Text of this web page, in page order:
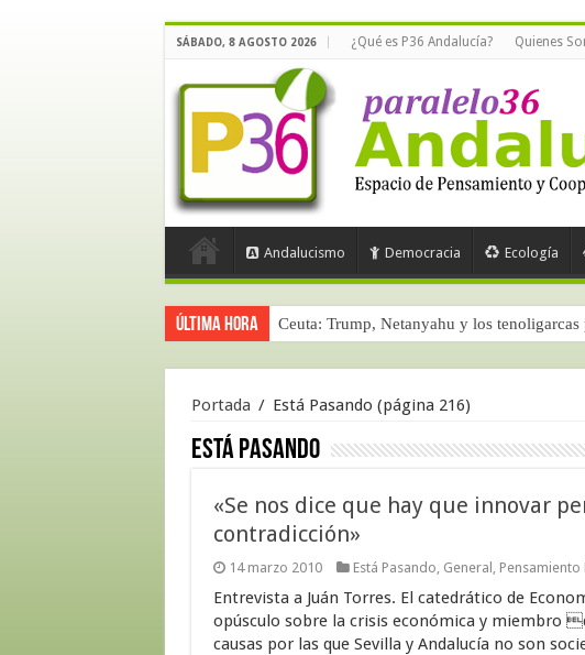
SÁBADO, 8 AGOSTO 2026 ¿Qué es P36 Andalucía? Quienes
Andalucismo Democracia Ecología
Última hora Ceuta: Trump, Netanyahu y los tenoligarcas
Portada / Está Pasando (página 216)
Está Pasando
«Se nos dice que hay que innovar
contradicción»
14 marzo 2010 Está Pasando, General , Pensamiento
Entrevista a Juán Torres. El catedrático de
opúsculo sobre la crisis económica y miembro
causas por las que Sevilla y Andalucía no son